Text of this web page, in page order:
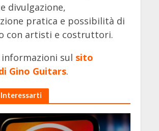
divulgazione,
pratica e possibilità di
con artisti e costruttori.
sul sito
Gino Guitars.